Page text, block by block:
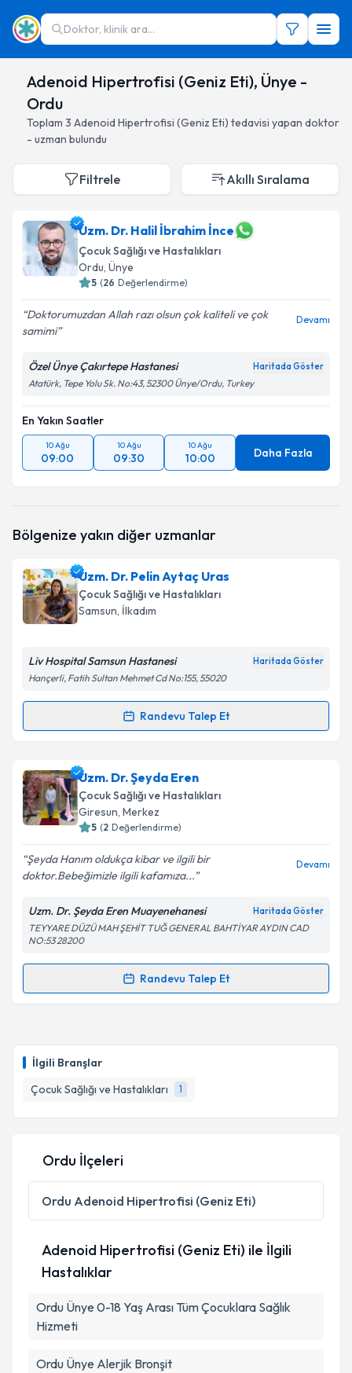
Doktor, klinik ara...
Adenoid Hipertrofisi (Geniz Eti), Ünye -
Ordu
Toplam 3 Adenoid Hipertrofisi (Geniz Eti) tedavisi yapan doktor
- uzman bulundu
İlgili Branşlar
Çocuk Sağlığı ve Hastalıkları
1
Filtrele Akıllı Sıralama
Uzm. Dr. Halil İbrahim İnce
Çocuk Sağlığı ve Hastalıkları
Ordu, Ünye
5 (26 Değerlendirme)
Doktorumuzdan Allah razı olsun çok kaliteli ve çok
samimi
Devamı
Özel Ünye Çakırtepe Hastanesi Haritada Göster
Atatürk, Tepe Yolu Sk. No:43, 52300 Ünye/Ordu, Turkey
En Yakın Saatler
10 Ağu
09:00
10 Ağu
09:30
10 Ağu
10:00 Daha Fazla
Bölgenize yakın diğer uzmanlar
Uzm. Dr. Pelin Aytaç Uras
Çocuk Sağlığı ve Hastalıkları
Samsun, İlkadım
Liv Hospital Samsun Hastanesi Haritada Göster
Hançerli, Fatih Sultan Mehmet Cd No:155, 55020
Randevu Talep Et
Randevu Takvimi Talebi
Uzm. Dr. Pelin Aytaç Urasiçin randevu takvimi talebi
oluşturun. Size bu uzmandan randevu almanız için bir
takvim hazırlandığında e-posta ile bilgilendireceğiz.
Kişisel verilerimin işlenmesine ilişkin
Aydınlatma
Metni'ni okudum ve kişisel verilerimin belirtilen
kapsamda işlenmesini kabul ediyorum.
Takvim Talebini Gönder
Uzm. Dr. Şeyda Eren
Çocuk Sağlığı ve Hastalıkları
Giresun, Merkez
5 (2 Değerlendirme)
Şeyda Hanım oldukça kibar ve ilgili bir
doktor.Bebeğimizle ilgili kafamıza...
Devamı
Uzm. Dr. Şeyda Eren Muayenehanesi Haritada Göster
TEYYARE DÜZÜ MAH ŞEHİT TUĞ GENERAL BAHTİYAR AYDIN CAD
NO:53 28200
Randevu Talep Et
Randevu Takvimi Talebi
takvim hazırlandığında e-posta ile bilgilendireceğiz.
Kişisel verilerimin işlenmesine ilişkinAydınlatma
Metni
'ni okudum ve kişisel verilerimin belirtilen
kapsamda işlenmesini kabul ediyorum.
Takvim Talebini Gönder
Ordu İlçeleri
Ordu Adenoid Hipertrofisi (Geniz Eti)
Adenoid Hipertrofisi (Geniz Eti) ile İlgili
Hastalıklar
Ordu Ünye 0-18 Yaş Arası Tüm Çocuklara Sağlık
Hizmeti
Ordu Ünye Alerjik Bronşit